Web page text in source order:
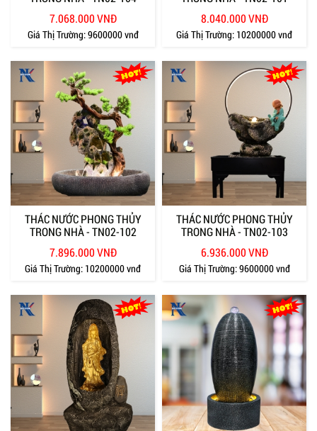
7.068.000 VNĐ
Giá Thị Trường:9600000 vnđ
8.040.000 VNĐ
Giá Thị Trường: 10200000 vnđ
THÁC NƯỚC PHONG THỦY
TRONG NHÀ - TN02-102
7.896.000 VNĐ
Giá Thị Trường: 10200000 vnđ
THÁC NƯỚC PHONG THỦY
TRONG NHÀ - TN02-103
6.936.000 VNĐ
Giá Thị Trường:9600000 vnđ